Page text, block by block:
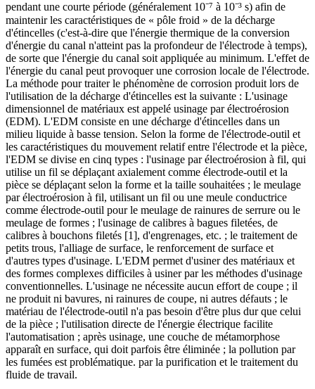
pendant une courte période (généralement 10⁻⁷ à 10⁻³ s) afin de
maintenir les caractéristiques de « pôle froid » de la décharge
d'étincelles (c'est-à-dire que l'énergie thermique de la conversion
d'énergie du canal n'atteint pas la profondeur de l'électrode à temps),
de sorte que l'énergie du canal soit appliquée au minimum. L'effet de
l'énergie du canal peut provoquer une corrosion locale de l'électrode.
La méthode pour traiter le phénomène de corrosion produit lors de
l'utilisation de la décharge d'étincelles est la suivante : L'usinage
dimensionnel de matériaux est appelé usinage par électroérosion
(EDM). L'EDM consiste en une décharge d'étincelles dans un
milieu liquide à basse tension. Selon la forme de l'électrode-outil et
les caractéristiques du mouvement relatif entre l'électrode et la pièce,
l'EDM se divise en cinq types : l'usinage par électroérosion à fil, qui
utilise un fil se déplaçant axialement comme électrode-outil et la
pièce se déplaçant selon la forme et la taille souhaitées ; le meulage
par électroérosion à fil, utilisant un fil ou une meule conductrice
comme électrode-outil pour le meulage de rainures de serrure ou le
meulage de formes ; l'usinage de calibres à bagues filetées, de
calibres à bouchons filetés [1], d'engrenages, etc. ; le traitement de
petits trous, l'alliage de surface, le renforcement de surface et
d'autres types d'usinage. L'EDM permet d'usiner des matériaux et
des formes complexes difficiles à usiner par les méthodes d'usinage
conventionnelles. L'usinage ne nécessite aucun effort de coupe ; il
ne produit ni bavures, ni rainures de coupe, ni autres défauts ; le
matériau de l'électrode-outil n'a pas besoin d'être plus dur que celui
de la pièce ; l'utilisation directe de l'énergie électrique facilite
l'automatisation ; après usinage, une couche de métamorphose
apparaît en surface, qui doit parfois être éliminée ; la pollution par
les fumées est problématique. par la purification et le traitement du
fluide de travail.